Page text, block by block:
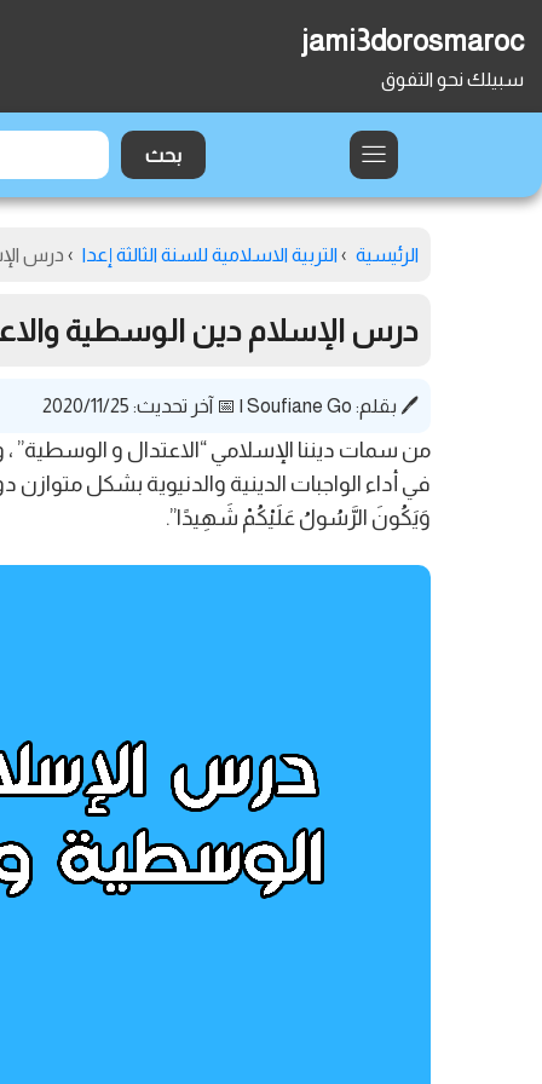
jami3dorosmaroc
سبيلك نحو التفوق
الرئيسية › التربية الاسلامية للسنة الثالثة إعدا › درس
درس الإسلام دين الوسطية
🖊️ بقلم: Soufiane Go
| 📅 آخر تحديث: 2020/11/25
من سمات ديننا الإسلامي “الاعتدال و الوسطية”
في أداء الواجبات الدينية والدنيوية بشكل
وَيَكُونَ الرَّسُولُ عَلَيْكُمْ شَهِيدًا”.